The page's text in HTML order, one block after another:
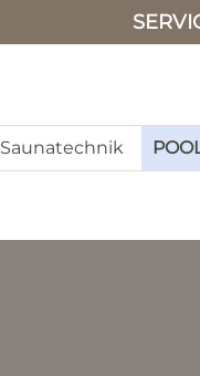
Saunatechnik